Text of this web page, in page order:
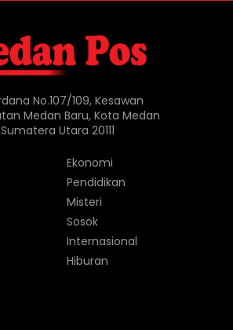
No.107/109, Kesawan
Medan Baru, Kota Medan
Sumatera Utara 20111
Ekonomi
Pendidikan
Misteri
Sosok
Internasional
Hiburan